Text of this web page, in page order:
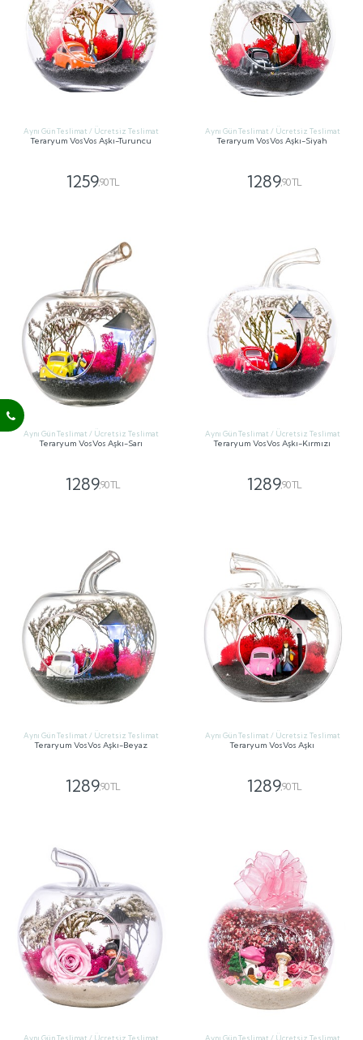
Aynı Gün Teslimat / Ücretsiz Teslimat
Teraryum VosVos Aşkı-Turuncu
1259,90 TL
Aynı Gün Teslimat / Ücretsiz Teslimat
Teraryum VosVos Aşkı-Siyah
1289,90 TL
Aynı Gün Teslimat / Ücretsiz Teslimat
Teraryum VosVos Aşkı-Sarı
1289,90 TL
Aynı Gün Teslimat / Ücretsiz Teslimat
Teraryum VosVos Aşkı-Kırmızı
1289,90 TL
Aynı Gün Teslimat / Ücretsiz Teslimat
Teraryum VosVos Aşkı-Beyaz
1289,90 TL
Aynı Gün Teslimat / Ücretsiz Teslimat
Teraryum VosVos Aşkı
1289,90 TL
Aynı Gün Teslimat / Ücretsiz Teslimat Aynı Gün Teslimat / Ücretsiz Teslimat